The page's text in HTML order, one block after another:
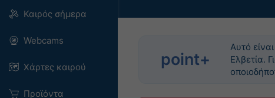
Καιρός σήμερα
Webcams
Χάρτες καιρού
Προϊόντα
point+
Αυτό
Ελβετία.